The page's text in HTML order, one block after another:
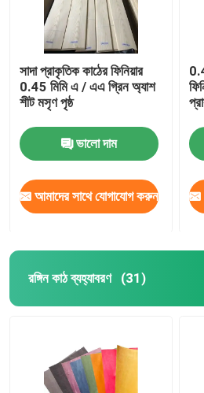
সাদা প্রাকৃতিক কাঠের ফিনিয়ার
0.45 মিমি এ / এএ গ্রিন অ্যাশ
শীট মসৃণ পৃষ্ঠ
ভালো দাম
আমাদের সাথে যোগাযোগ করুন
রঙ্গিন কাঠ ব্যহ্যাবরণ (31)